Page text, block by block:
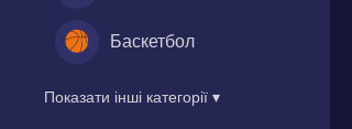
Баскетбол
Показати інші категорії ▾